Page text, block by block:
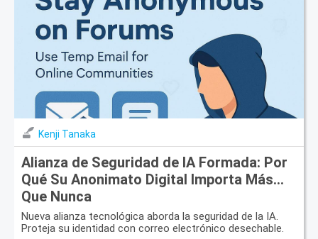
Kenji Tanaka
Alianza de Seguridad de IA Formada: Por
Qué Su Anonimato Digital Importa Más
Que Nunca
Nueva alianza tecnológica aborda la seguridad de la IA.
Proteja su identidad con correo electrónico desechable.